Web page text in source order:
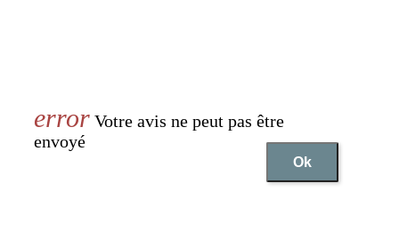
Votre avis ne peut pas être
envoyé
Ok